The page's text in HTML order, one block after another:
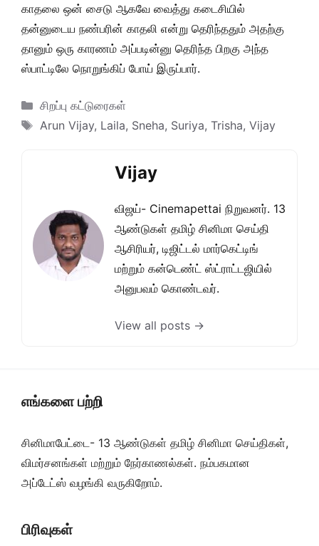
காதலை ஒன் சைடு ஆகவே வைத்து கடைசியில்
தன்னுடைய நண்பரின் காதலி என்று தெரிந்ததும் அதற்கு
தானும் ஒரு காரணம் அப்படின்னு தெரிந்த பிறகு அந்த
ஸ்பாட்டிலே நொறுங்கிப் போய் இருப்பார்.
Categories
சிறப்பு கட்டுரைகள்
Tags
Arun Vijay, Laila, Sneha, Suriya, Trisha, Vijay
Vijay
விஜய்- Cinemapettai நிறுவனர். 13
ஆண்டுகள் தமிழ் சினிமா செய்தி
ஆசிரியர், டிஜிட்டல் மார்கெட்டிங்
மற்றும் கன்டெண்ட் ஸ்ட்ராட்டஜியில்
அனுபவம் கொண்டவர்.
View all posts →
எங்களை பற்றி
சினிமாபேட்டை- 13 ஆண்டுகள் தமிழ் சினிமா செய்திகள்,
விமர்சனங்கள் மற்றும் நேர்காணல்கள். நம்பகமான
அப்டேட்ஸ் வழங்கி வருகிறோம்.
பிரிவுகள்